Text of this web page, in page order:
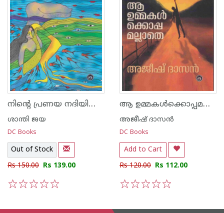
നിന്റെ പ്രണയ നദിയിലൂടെ
ശാന്തി ജയ
DC Books
Out of Stock
Rs 150.00 Rs 139.00
ആ ഉമ്മകള്‍ക്കൊപ്പമല്ലാതെ
അജീഷ് ദാസന്‍
DC Books
Add to Cart
Rs 120.00 Rs 112.00